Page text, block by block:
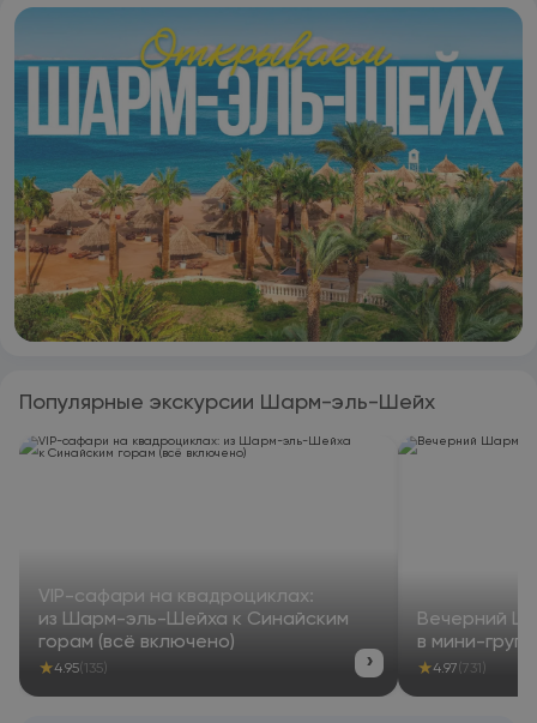
Популярные экскурсии Шарм-эль-Шейх
VIP-сафари на квадроциклах:
из Шарм-эль-Шейха к Синайским
горам (всё включено)
★4.95(135) ›
Вечерний
в мини-
★4.97 (731)